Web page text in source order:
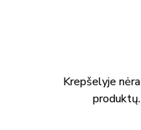
Krepšelyje nėra
produktų.